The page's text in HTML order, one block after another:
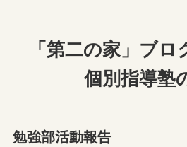
「第二の家」ブロ
個別指導塾
勉強部活動報告